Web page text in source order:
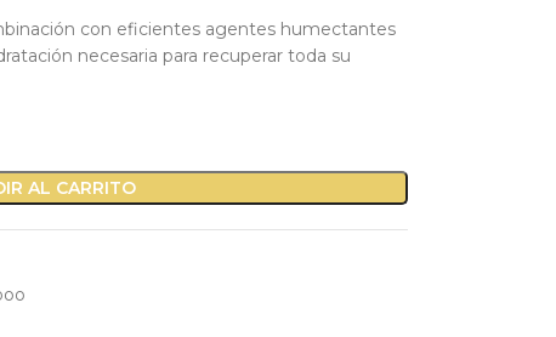
con eficientes agentes humectantes
necesaria para recuperar toda su
AL CARRITO